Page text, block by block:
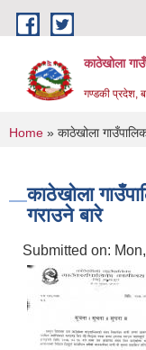
Skip to main content
काठेखोला
गण्डकी प्रदेश,
You are
Home » काठेखोला
काठेखोला
गराउने बारे
Submitted on: